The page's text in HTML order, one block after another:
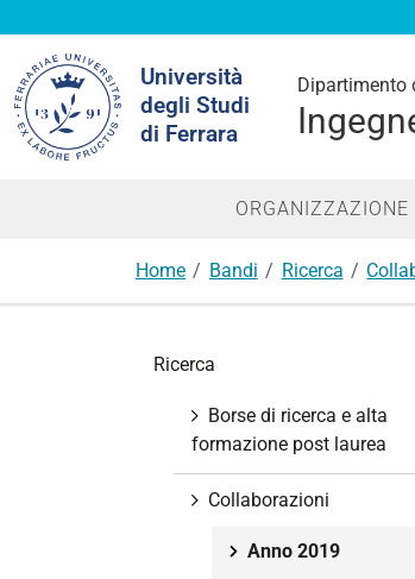
Università
degli Studi
di Ferrara
Dipartimento
nel
sito
ORGANIZZAZIONE
Home Bandi Ricerca
Ricerca
Borse di ricerca e alta
formazione post laurea
Collaborazioni
Anno 2019